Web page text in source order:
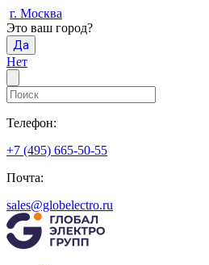
г. Москва
Это ваш город?
Да
Нет
Телефон:
+7 (495) 665-50-55
Почта:
sales@globelectro.ru